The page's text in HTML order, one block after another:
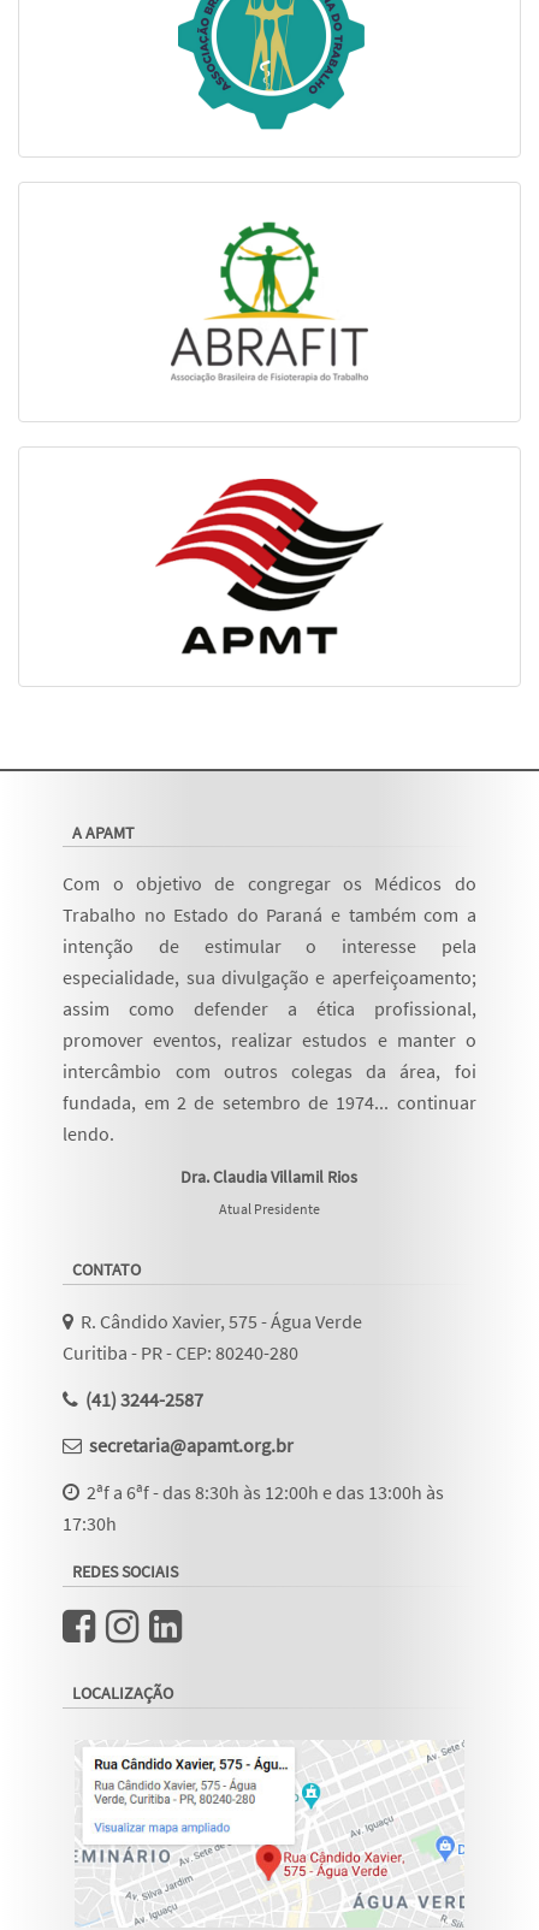
A APAMT
Com o objetivo de congregar os Médicos do
Trabalho no Estado do Paraná e também com a
intenção de estimular o interesse pela
especialidade, sua divulgação e aperfeiçoamento;
assim como defender a ética profissional,
promover eventos, realizar estudos e manter o
intercâmbio com outros colegas da área, foi
fundada, em 2 de setembro de 1974... continuar
lendo.
Dra. Claudia Villamil Rios
Atual Presidente
CONTATO
R. Cândido Xavier, 575 - Água Verde
Curitiba - PR - CEP: 80240-280
(41) 3244-2587
secretaria@apamt.org.br
2ªf a 6ªf - das 8:30h às 12:00h e das 13:00h às
17:30h
REDES SOCIAIS
LOCALIZAÇÃO